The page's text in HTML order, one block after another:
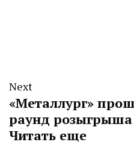
Next
«Металлург»
раунд розыгрыша
Читать еще